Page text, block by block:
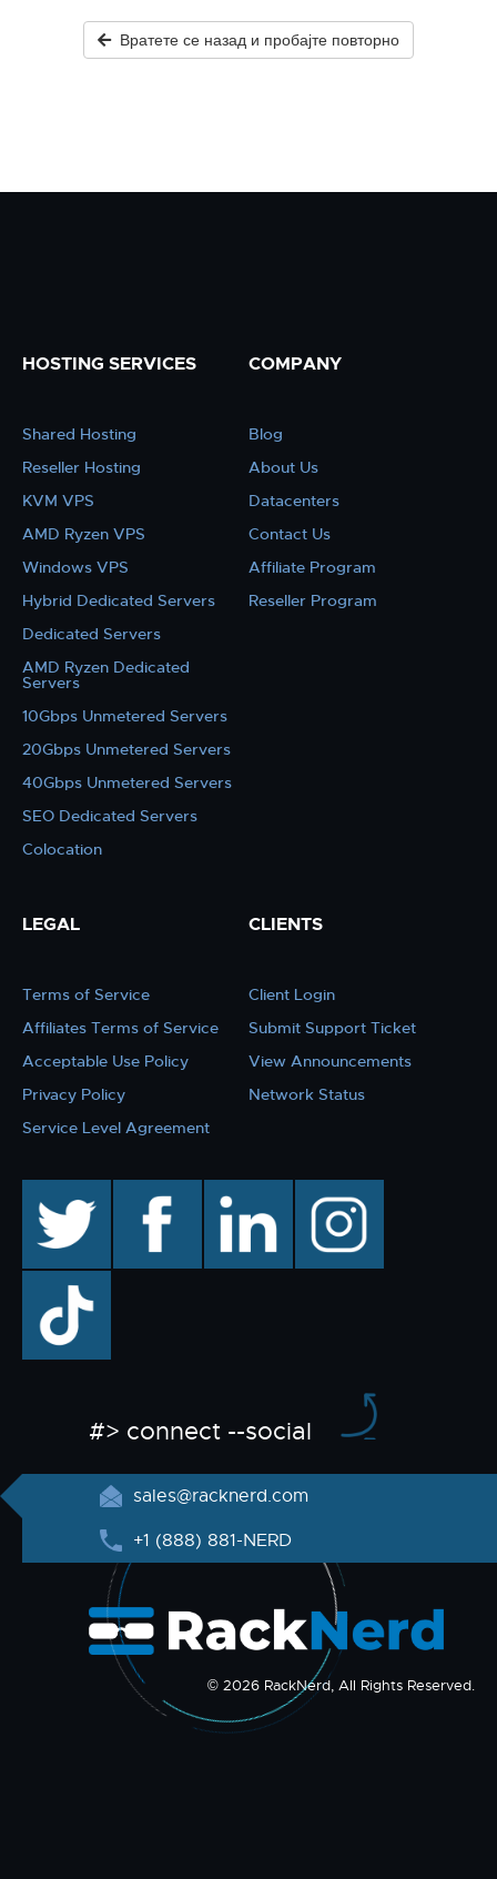
Вратете се назад и пробајте повторно
HOSTING SERVICES
Shared Hosting
Reseller Hosting
KVM VPS
AMD Ryzen VPS
Windows VPS
Hybrid Dedicated Servers
Dedicated Servers
AMD Ryzen Dedicated
Servers
10Gbps Unmetered Servers
20Gbps Unmetered Servers
40Gbps Unmetered Servers
SEO Dedicated Servers
Colocation
COMPANY
Blog
About Us
Datacenters
Contact Us
Affiliate Program
Reseller Program
LEGAL
Terms of Service
Affiliates Terms of Service
Acceptable Use Policy
Privacy Policy
Service Level Agreement
CLIENTS
Client Login
Submit Support Ticket
View Announcements
Network Status
facebook linkedin instagram
TikTok
#> connect --social
sales@racknerd.com
+1 (888) 881-NERD
© 2026 RackNerd, All Rights Reserved.